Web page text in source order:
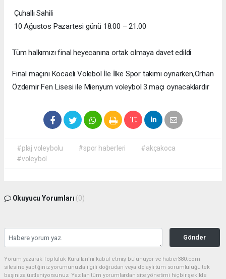
Çuhallı Sahili
10 Ağustos Pazartesi günü 18.00 – 21.00
Tüm halkımızı final heyecanına ortak olmaya davet edildi
Final maçını Kocaeli Volebol İle İlke Spor takımı oynarken,Orhan
Özdemir Fen Lisesi ile Mienyum voleybol 3.maçı oynacaklardır
#plaj voleybolu #spor haberleri
#akçakoca
#voleybol
Okuyucu Yorumları (0)
Gönder
Yorum yazarak Topluluk Kuralları’nı kabul etmiş bulunuyor ve haber380.com
sitesine yaptığınız yorumunuzla ilgili doğrudan veya dolaylı tüm sorumluluğu tek
başınıza üstleniyorsunuz. Yazılan tüm yorumlardan site yönetimi hiçbir şekilde